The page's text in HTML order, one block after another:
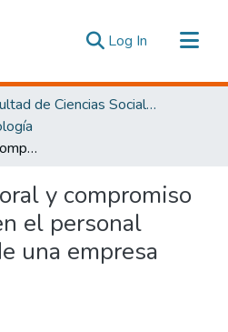
Log In (current)
Facultad de Ciencias Sociales y Humanas
Satisfacción laboral y compromiso organizacional en el personal administrativo de una empresa pública
y compromiso
el personal
una empresa